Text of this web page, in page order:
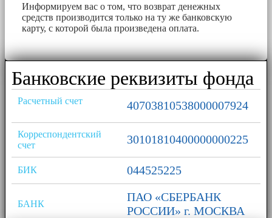
Информируем вас о том, что возврат денежных
средств производится только на ту же банковскую
карту, с которой была произведена оплата.
Банковские реквизиты фонда
Расчетный счет 40703810538000007924
Корреспондентский
счет
30101810400000000225
БИК 044525225
БАНК
ПАО «СБЕРБАНК
РОССИИ» г. МОСКВА